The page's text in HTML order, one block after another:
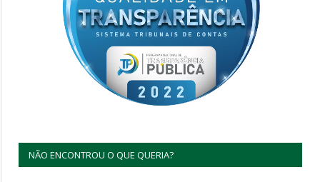
NÃO ENCONTROU O QUE QUERIA?